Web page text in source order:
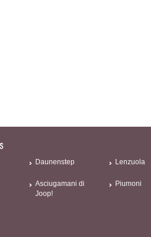
Daunenstep Lenzuola
Asciugamani di
Joop!
Piumoni